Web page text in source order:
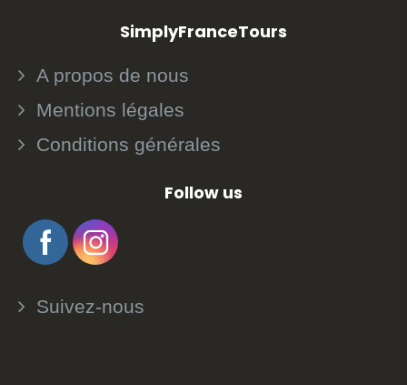
SimplyFranceTours
A propos de nous
Mentions légales
Conditions générales
Follow us
Suivez-nous